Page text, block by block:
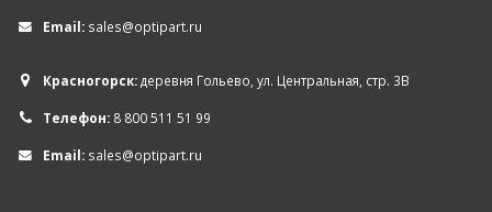
Email: sales@optipart.ru
Красногорск:деревня Гольево, ул. Центральная, стр. 3В
Телефон: 8 800 511 51 99
Email: sales@optipart.ru